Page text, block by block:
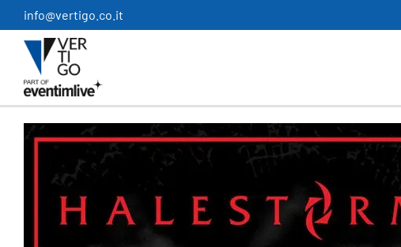
Salta
al
contenuto
info@vertigo.co.it